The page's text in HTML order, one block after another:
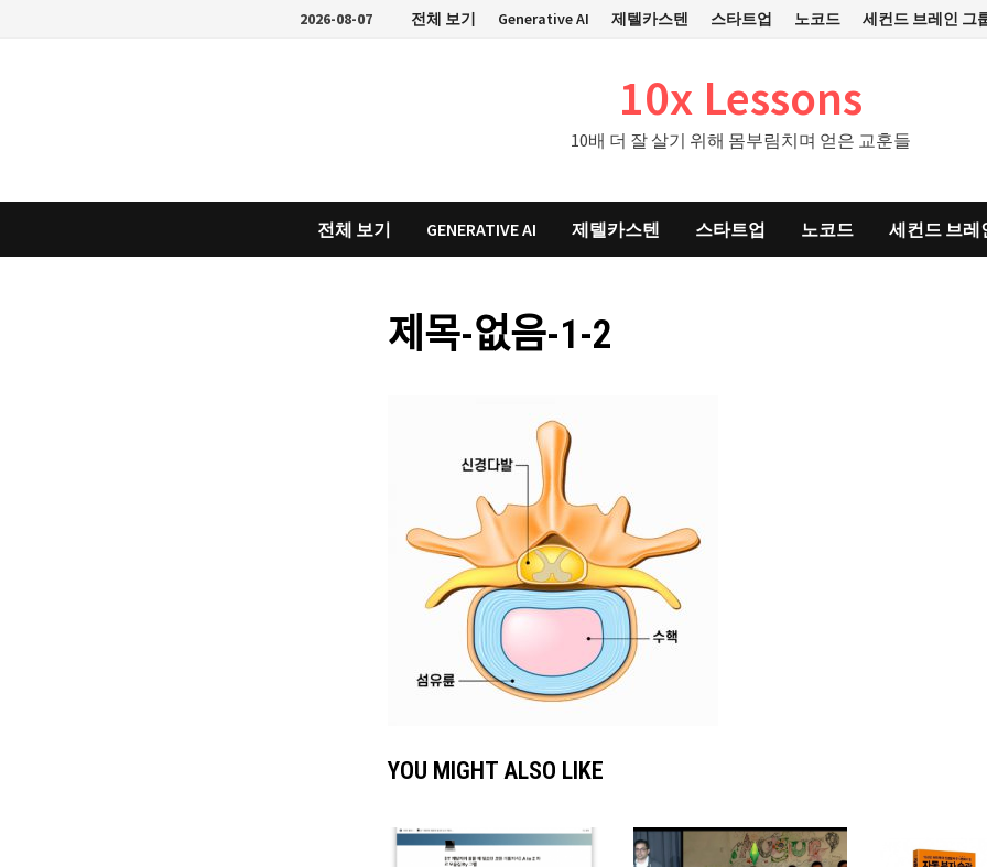
2026-08-07 전체 보기 Generative AI 제텔카스텐 스타트업 노코드 세컨드 브레인 그
10x Lessons
10배 더 잘 살기 위해 몸부림치며 얻은 교훈들
전체 보기 GENERATIVE AI 제텔카스텐 스타트업 노코드 세컨드 브레
제목-없음-1-2
YOU MIGHT ALSO LIKE